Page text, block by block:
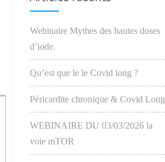
Webinaire Mythes des hautes doses
d’iode.
Qu’est que le le Covid long ?
Péricardite chronique & Covid Long
WEBINAIRE DU 03/03/2026 la
voie mTOR